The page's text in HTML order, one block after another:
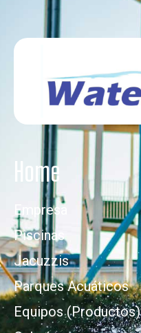
Home
Empresa
Piscinas
Jacuzzis
Parques Acuáticos
Equipos (Productos)